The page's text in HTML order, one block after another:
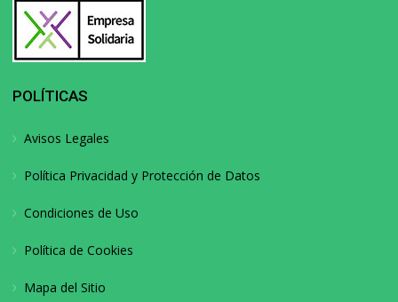
POLÍTICAS
Avisos Legales
Política Privacidad y Protección de Datos
Condiciones de Uso
Política de Cookies
Mapa del Sitio